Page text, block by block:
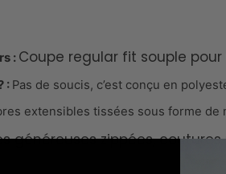
: Coupe regular fit souple
: Pas de soucis, c’est conçu en
extensibles tissées sous forme de
généreuses zippées, coutures